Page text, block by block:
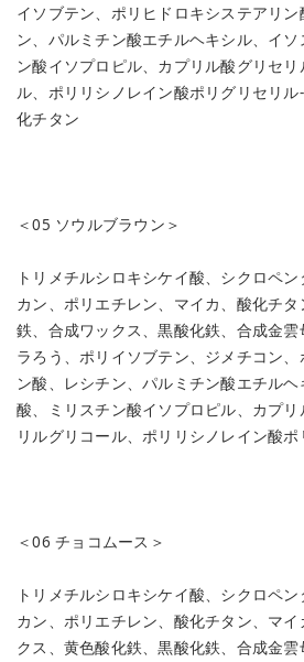
イソブテン、ポリヒドロキシステアリ
ン、パルミチン酸エチルヘキシル、イ
ン酸イソプロピル、カプリル酸グリセ
ル、ポリリシノレイン酸ポリグリセリ
化チタン
＜05 ソウルブラウン＞
トリメチルシロキシケイ酸、シクロペ
カン、ポリエチレン、マイカ、酸化チ
鉄、合成ワックス、黒酸化鉄、合成金雲
ラろう、ポリイソブテン、ジメチコン
ン酸、レシチン、パルミチン酸エチル
酸、ミリスチン酸イソプロピル、カプリ
リルグリコール、ポリリシノレイン酸
＜06 チョコムース＞
トリメチルシロキシケイ酸、シクロペ
カン、ポリエチレン、酸化チタン、マ
クス、黄色酸化鉄、黒酸化鉄、合成金